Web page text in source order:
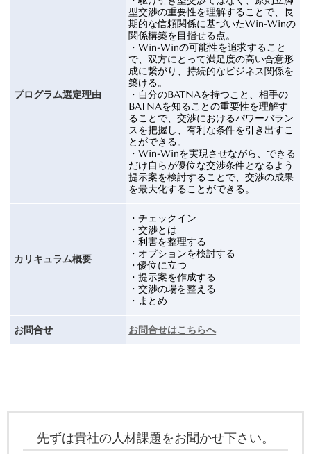
プログラム選定理由
型交渉の重要性を理解することで、長
期的な信頼関係に基づいたWin-Winの
関係構築を目指せる点。
・Win-Winの可能性を追求すること
で、双方にとって満足度の高い合意形
成に繋がり、持続的なビジネス関係を
築ける。
・ 自分のBATNAを持つこと、相手の
BATNAを知ることの重要性を理解す
ることで、交渉におけるパワーバラン
スを把握し、有利な条件を引き出すこ
とができる。
・Win-Winを実現させながら、できる
だけ自らが優位な交渉条件となるよう
提示案を検討することで、交渉の成果
を最大化することができる。
カリキュラム概要
・チェックイン
・交渉とは
・利害を整理する
・オプションを検討する
・優位に立つ
・提示案を作成する
・交渉の場を整える
・まとめ
お問合せ お問合せはこちらへ
先ずは貴社の人材課題をお聞かせ下さい。